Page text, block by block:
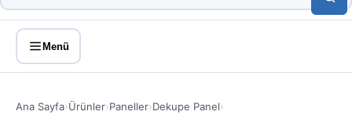
Menü
Ana Sayfa›Ürünler›Paneller›Dekupe Panel›